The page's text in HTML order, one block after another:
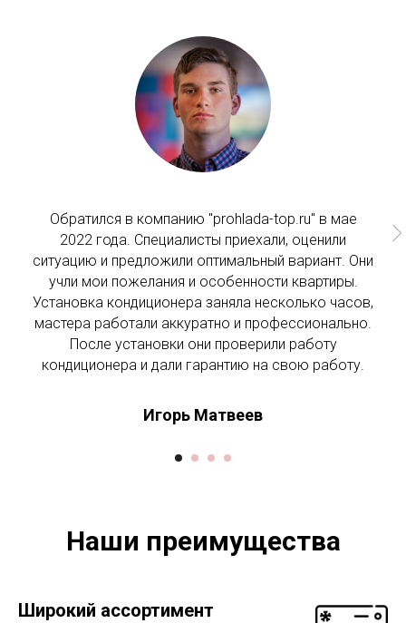
Обратился в компанию "prohlada-top.ru" в мае
2022 года. Специалисты приехали, оценили
ситуацию и предложили оптимальный вариант. Они
учли мои пожелания и особенности квартиры.
Установка кондиционера заняла несколько часов,
мастера работали аккуратно и профессионально.
После установки они проверили работу
кондиционера и дали гарантию на свою работу.
Игорь Матвеев
Наши преимущества
Широкий ассортимент